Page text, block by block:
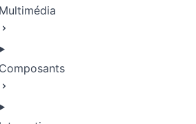
Multimédia
Composants